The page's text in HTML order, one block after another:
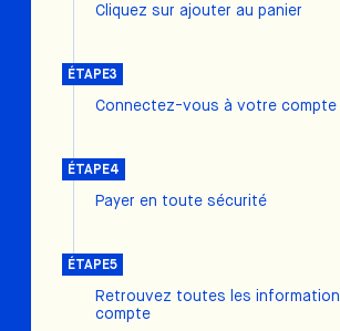
Cliquez sur ajouter au panier
ÉTAPE3
Connectez-vous à votre
ÉTAPE4
Payer en toute sécurité
ÉTAPE5
Retrouvez toutes les
compte